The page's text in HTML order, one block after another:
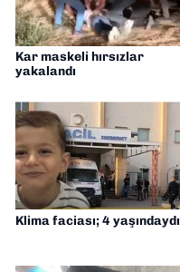
Kar maskeli hırsızlar
yakalandı
Klima faciası; 4 yaşındaydı